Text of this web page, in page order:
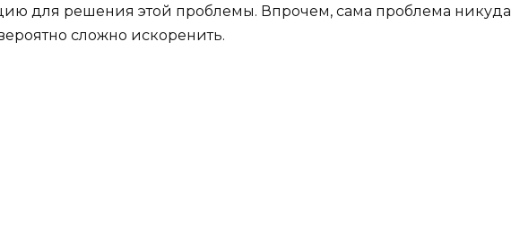
для решения этой проблемы. Впрочем, сама проблема никуда
сложно искоренить.